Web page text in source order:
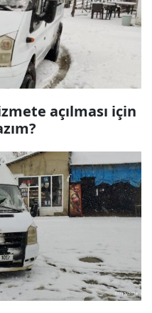
açılması için